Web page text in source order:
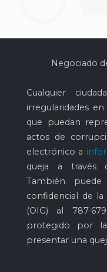
Negociado
Cualquier
irregularidades
que puedan
actos de
electrónico a
queja a través
También
confidencial de
(OIG) al 787-
protegido por
presentar una